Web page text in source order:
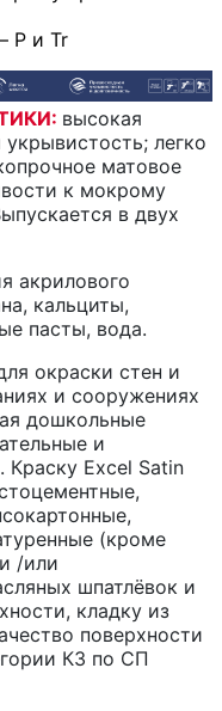
P и Tr
высокая
легко
матовое
к мокрому
в двух
акрилового
кальциты,
пасты, вода.
окраски стен и
и сооружениях
дошкольные
и
Краску Excel Satin
(кроме
/или
шпатлёвок и
кладку из
поверхности
К3 по СП